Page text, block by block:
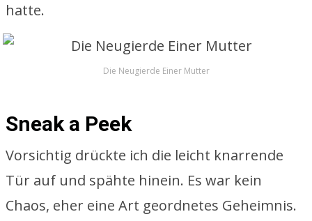
hatte.
Die Neugierde Einer Mutter
Sneak a Peek
Vorsichtig drückte ich die leicht knarrende
Tür auf und spähte hinein. Es war kein
Chaos, eher eine Art geordnetes Geheimnis.